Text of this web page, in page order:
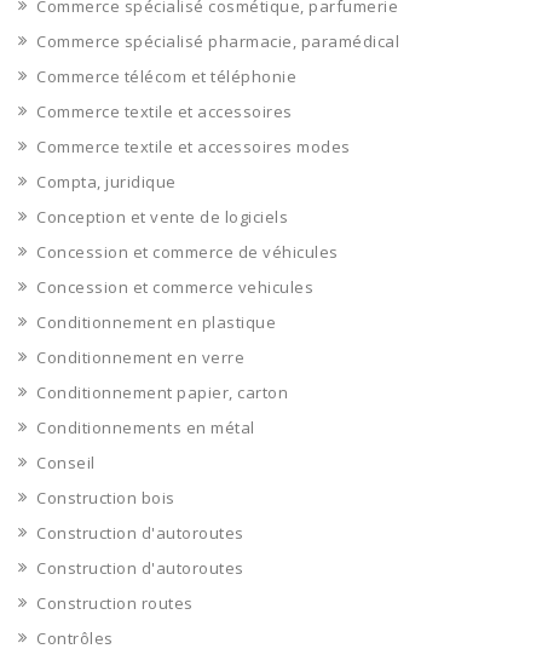
Commerce spécialisé cosmétique, parfumerie
Commerce spécialisé pharmacie, paramédical
Commerce télécom et téléphonie
Commerce textile et accessoires
Commerce textile et accessoires modes
Compta, juridique
Conception et vente de logiciels
Concession et commerce de véhicules
Concession et commerce vehicules
Conditionnement en plastique
Conditionnement en verre
Conditionnement papier, carton
Conditionnements en métal
Conseil
Construction bois
Construction d'autoroutes
Construction d'autoroutes
Construction routes
Contrôles